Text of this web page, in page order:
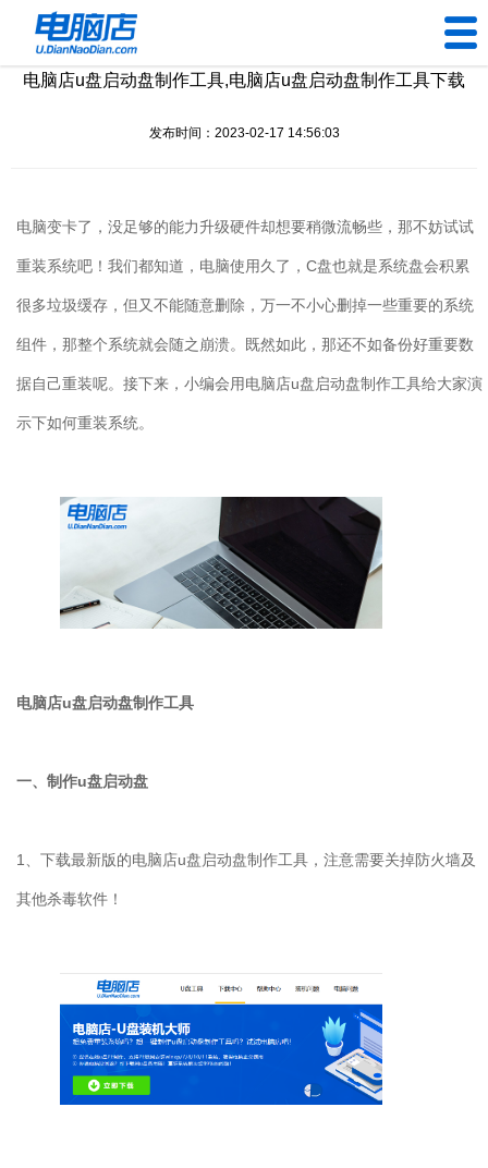
U盘工具
装机问题
电脑问题
电脑店u盘启动盘制作工具,电脑店u盘启动盘制作工具下载
发布时间：2023-02-17 14:56:03
电脑变卡了，没足够的能力升级硬件却想要稍微流畅些，那不妨试试
重装系统吧！我们都知道，电脑使用久了， C盘也就是系统盘会积累
很多垃圾缓存，但又不能随意删除，万一不小心删掉一些重要的系统
组件，那整个系统就会随之崩溃。既然如此，那还不如备份好重要数
据自己重装呢。接下来，小编会用电脑店u盘启动盘制作工具给大家演
示下如何重装系统。
电脑店u盘启动盘制作工具
一、制作u盘启动盘
1、下载最新版的电脑店u盘启动盘制作工具，注意需要关掉防火墙及
其他杀毒软件！